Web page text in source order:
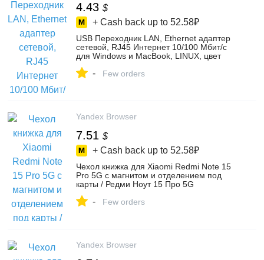
4.43 $
+ Cash back up to 52.58₽
USB Переходник LAN, Ethernet адаптер
сетевой, RJ45 Интернет 10/100 Мбит/с
для Windows и MacBook, LINUX, цвет
мягкий белый, белый матовый – купить в
- Few orders
Yandex Browser
7.51 $
+ Cash back up to 52.58₽
Чехол книжка для Xiaomi Redmi Note 15
Pro 5G с магнитом и отделением под
карты / Редми Ноут 15 Про 5G
в интернет-магазине CoverUp на Яндекс
- Few orders
Yandex Browser